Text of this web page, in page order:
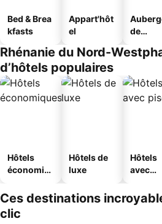
Bed & Brea
kfasts
Appart'hôt
el
de
Rhénanie du Nord-
d’hôtels populaires
Hôtels
économiq
Hôtels de
luxe
Hôtels
avec
Ces destinations
clic